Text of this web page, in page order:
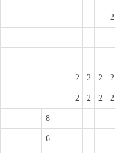
2
2 2 2 2
2 2 2 2
8
6